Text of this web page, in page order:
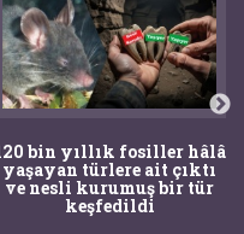
bin yıllık fosiller hâlâ
yaşayan türlere ait çıktı
ve nesli kurumuş bir tür
keşfedildi